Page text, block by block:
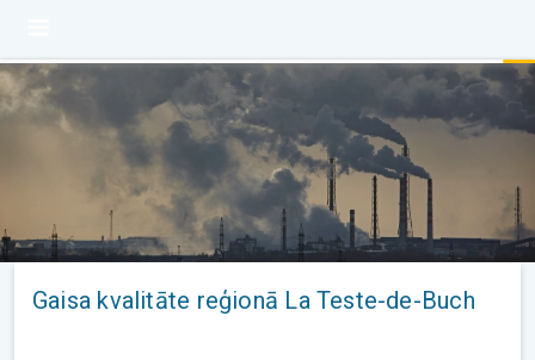
Gaisa kvalitāte reģionā La Teste-de-Buch